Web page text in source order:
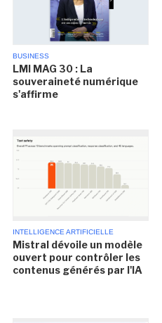
BUSINESS
LMI MAG 30 : La
souveraineté numérique
s'affirme
INTELLIGENCE ARTIFICIELLE
Mistral dévoile un modèle
ouvert pour contrôler les
contenus générés par l'IA